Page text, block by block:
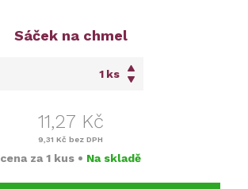
Sáček na chmel
ks
11,27 Kč
9,31 Kč bez DPH
cena za 1 kus • Na skladě